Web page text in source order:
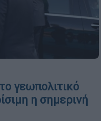
γεωπολιτικό
η σημερινή